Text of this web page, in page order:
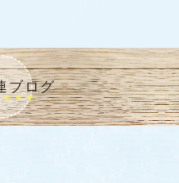
ブログ